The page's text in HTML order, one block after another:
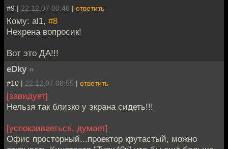
#9 | 22.12.07 00:46 | ответить
Кому: al1, #8
Нехрена вопросик!
Вот это ДА!!!
eDky »
#10 | 22.12.07 00:55 | ответить
[завидует]
Нельзя так близко у экрана сидеть!!!
[успокаиваеться, думает]
Офис просторный...проектор крутастый, можно